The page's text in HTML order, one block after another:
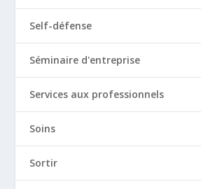
Self-défense
Séminaire d'entreprise
Services aux professionnels
Soins
Sortir